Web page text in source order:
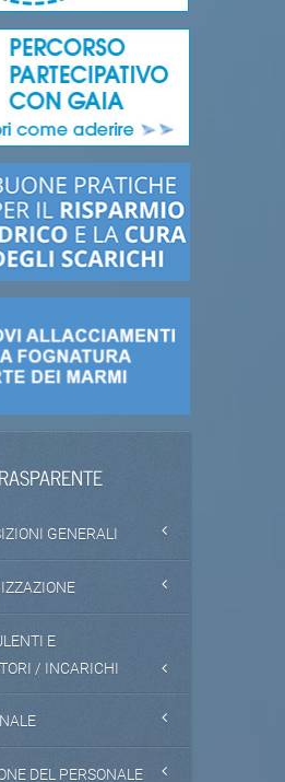
GENERALI
E
/ INCARICHI
DEL PERSONALE